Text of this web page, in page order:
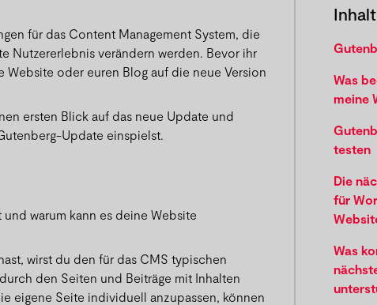
für das Content Management System, die
Nutzererlebnis verändern werden. Bevor ihr
oder euren Blog auf die neue Version
ersten Blick auf das neue Update und
Update einspielst.
warum kann es deine Website
wirst du den für das CMS typischen
den Seiten und Beiträge mit Inhalten
eigene Seite individuell anzupassen, können
Was
meine
testen
Die
für
Was